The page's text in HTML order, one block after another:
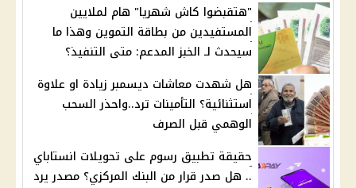
"هتقبضوا كاش شهريا" هام لملايين
المستفيدين من بطاقة التموين وهذا ما
سيحدث لـ الخبز المدعم: متى التنفيذ؟
هل شهدت معاشات ديسمبر زيادة او علاوة
استثنائية؟ التأمينات ترد..واحذر السحب
الوهمي قبل الصرف
حقيقة تطبيق رسوم على تحويلات انستاباي
.. هل صدر قرار من البنك المركزي؟ مصدر يرد